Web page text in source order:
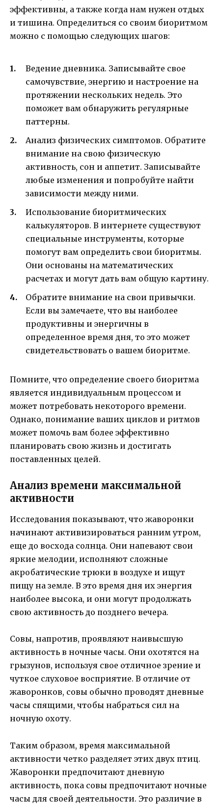
эффективны, а также когда нам нужен отдых
и тишина. Определиться со своим биоритмом
можно с помощью следующих шагов:
Ведение дневника. Записывайте свое
самочувствие, энергию и настроение на
протяжении нескольких недель. Это
поможет вам обнаружить регулярные
паттерны.
Анализ физических симптомов. Обратите
внимание на свою физическую
активность, сон и аппетит. Записывайте
любые изменения и попробуйте найти
зависимости между ними.
Использование биоритмических
калькуляторов. В интернете существуют
специальные инструменты, которые
помогут вам определить свои биоритмы.
Они основаны на математических
расчетах и могут дать вам общую картину.
Обратите внимание на свои привычки.
Если вы замечаете, что вы наиболее
продуктивны и энергичны в
определенное время дня, то это может
свидетельствовать о вашем биоритме.
Помните, что определение своего биоритма
является индивидуальным процессом и
может потребовать некоторого времени.
Однако, понимание ваших циклов и ритмов
может помочь вам более эффективно
планировать свою жизнь и достигать
поставленных целей.
Анализ времени максимальной
активности
Исследования показывают, что жаворонки
начинают активизироваться ранним утром,
еще до восхода солнца. Они напевают свои
яркие мелодии, исполняют сложные
акробатические трюки в воздухе и ищут
пищу на земле. В это время дня их энергия
наиболее высока, и они могут продолжать
свою активность до позднего вечера.
Совы, напротив, проявляют наивысшую
активность в ночные часы. Они охотятся на
грызунов, используя свое отличное зрение и
чуткое слуховое восприятие. В отличие от
жаворонков, совы обычно проводят дневные
часы спящими, чтобы набраться сил на
ночную охоту.
Таким образом, время максимальной
активности четко разделяет этих двух птиц.
Жаворонки предпочитают дневную
активность, пока совы предпочитают ночные
часы для своей деятельности. Это различие в